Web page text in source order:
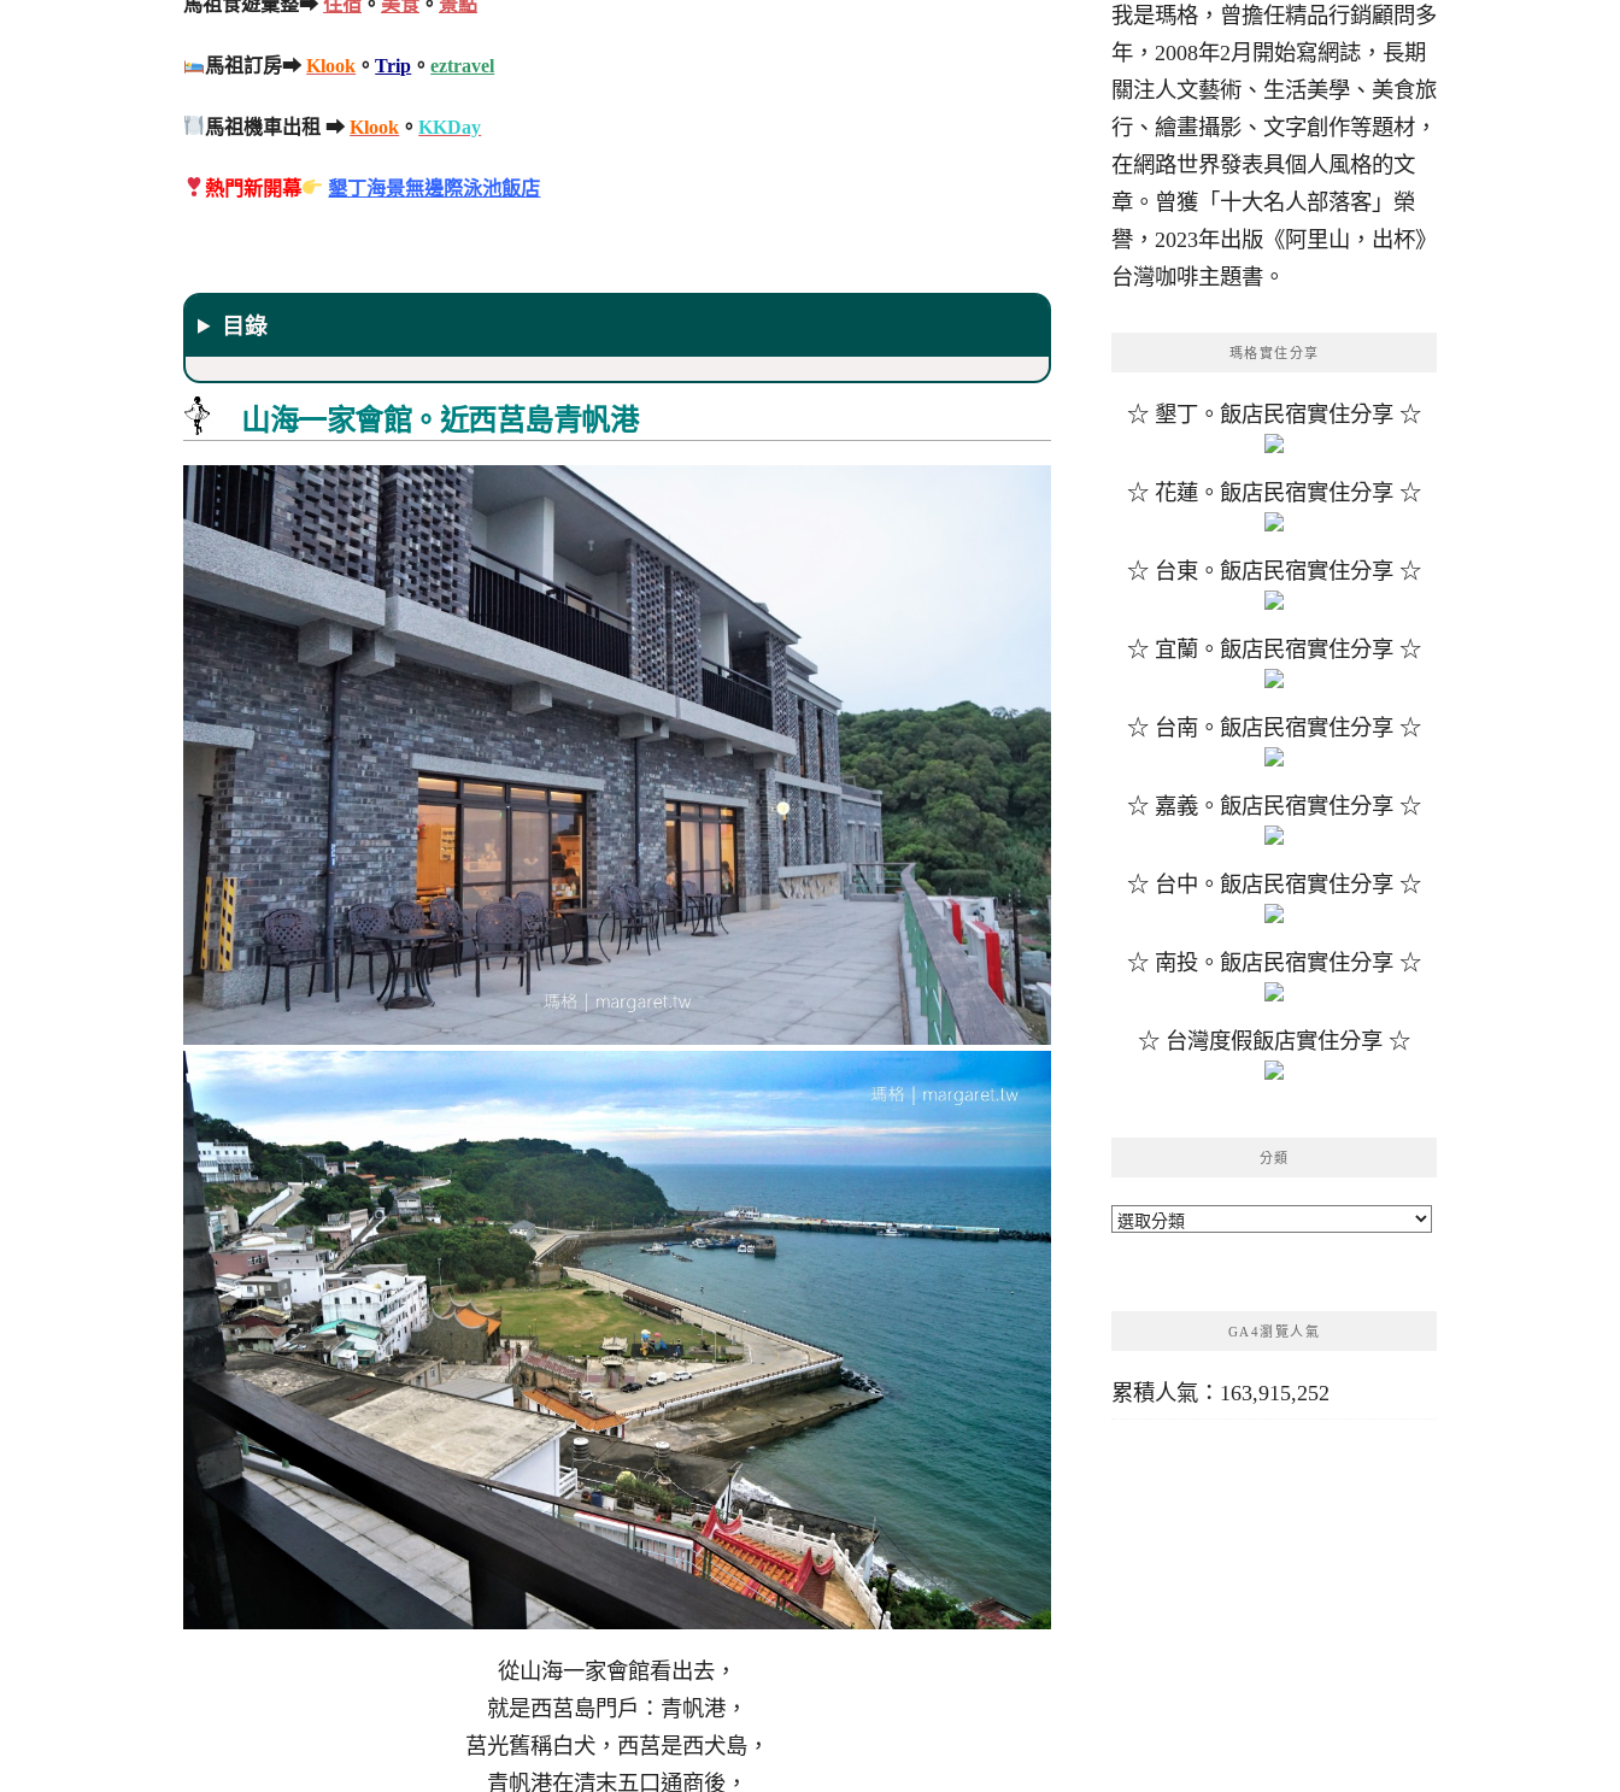
馬祖訂房➡Klook 。Trip 。eztravel
馬祖機車出租 ➡Klook 。KKDay
熱門新開幕 墾丁海景無邊際泳池飯店
目錄
山海一家會館。近西莒島青帆港
從山海一家會館看出去，
就是西莒島門戶：青帆港，
莒光舊稱白犬，西莒是西犬島，
青帆港在清末五口通商後，
我是瑪格，曾擔任精品行銷顧問多
年，2008年2月開始寫網誌，長期
關注人文藝術、生活美學、美食旅
行、繪畫攝影、文字創作等題材，
在網路世界發表具個人風格的文
章。曾獲「十大名人部落客」榮
譽，2023年出版《阿里山，出杯》
台灣咖啡主題書。
瑪格實住分享
☆ 墾丁。飯店民宿實住分享 ☆
☆ 花蓮。飯店民宿實住分享 ☆
☆ 台東。飯店民宿實住分享 ☆
☆ 宜蘭。飯店民宿實住分享 ☆
☆ 台南。飯店民宿實住分享 ☆
☆ 嘉義。飯店民宿實住分享 ☆
☆ 台中。飯店民宿實住分享 ☆
☆ 南投。飯店民宿實住分享 ☆
☆ 台灣度假飯店實住分享 ☆
分類
分
GA4瀏覽人氣
累積人氣：163,915,252